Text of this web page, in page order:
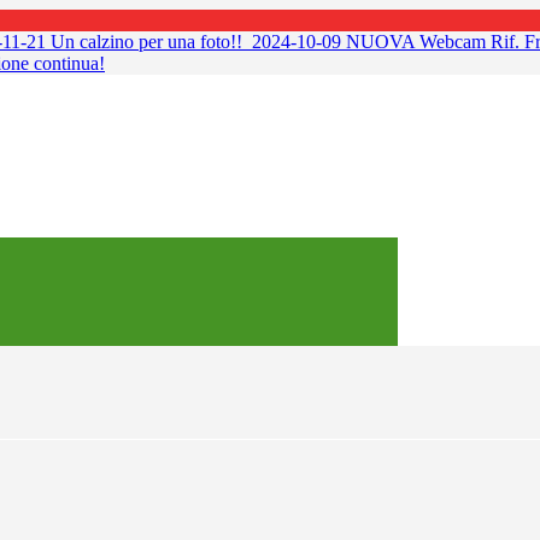
21 Un calzino per una foto!! 2024-10-09 NUOVA Webcam Rif.
continua!